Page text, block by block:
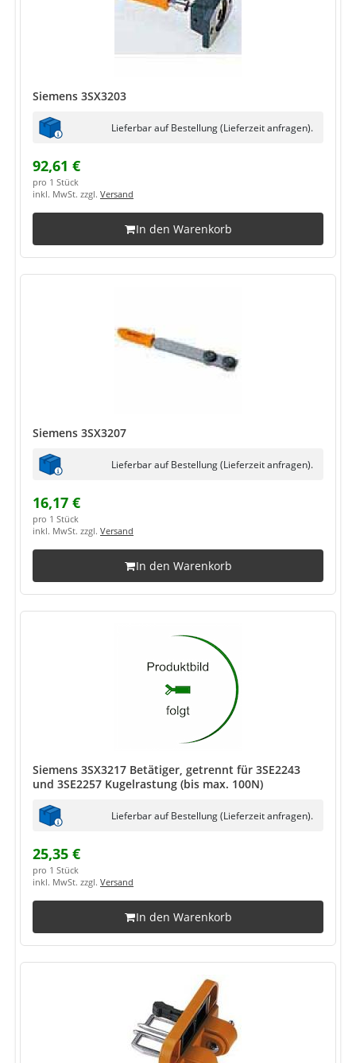
Siemens 3SX3203
Lieferbar auf Bestellung (Lieferzeit anfragen).
92,61 €
pro 1 Stück
inkl. MwSt. zzgl. Versand
In den Warenkorb
Siemens 3SX3207
Lieferbar auf Bestellung (Lieferzeit anfragen).
16,17 €
pro 1 Stück
inkl. MwSt. zzgl. Versand
In den Warenkorb
Siemens 3SX3217 Betätiger, getrennt für 3SE2243
und 3SE2257 Kugelrastung (bis max. 100N)
Lieferbar auf Bestellung (Lieferzeit anfragen).
25,35 €
pro 1 Stück
inkl. MwSt. zzgl. Versand
In den Warenkorb